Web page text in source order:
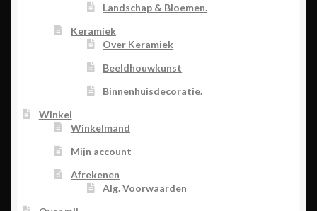
Landschap & Bloemen.
Keramiek
Over Keramiek
Beeldhouwkunst
Binnenhuisdecoratie.
Winkel
Winkelmand
Mijn account
Afrekenen
Alg. Voorwaarden